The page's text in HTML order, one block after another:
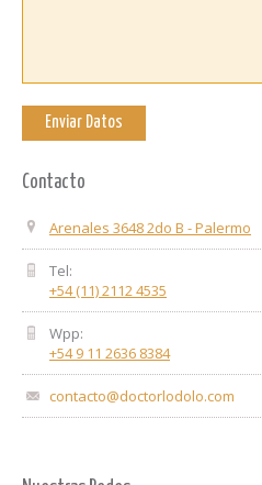
Contacto
Arenales 3648 2do B - Palermo
Tel:
+54 (11) 2112 4535
Wpp:
+54 9 11 2636 8384
contacto@doctorlodolo.com